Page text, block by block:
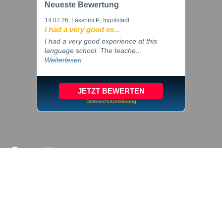
Neueste Bewertung
14.07.26, Lakshmi P., Ingolstadt
I had a very good ex...
I had a very good experience at this
language school. The teache...
Weiterlesen
JETZT BEWERTEN
Datenschutzerklärung